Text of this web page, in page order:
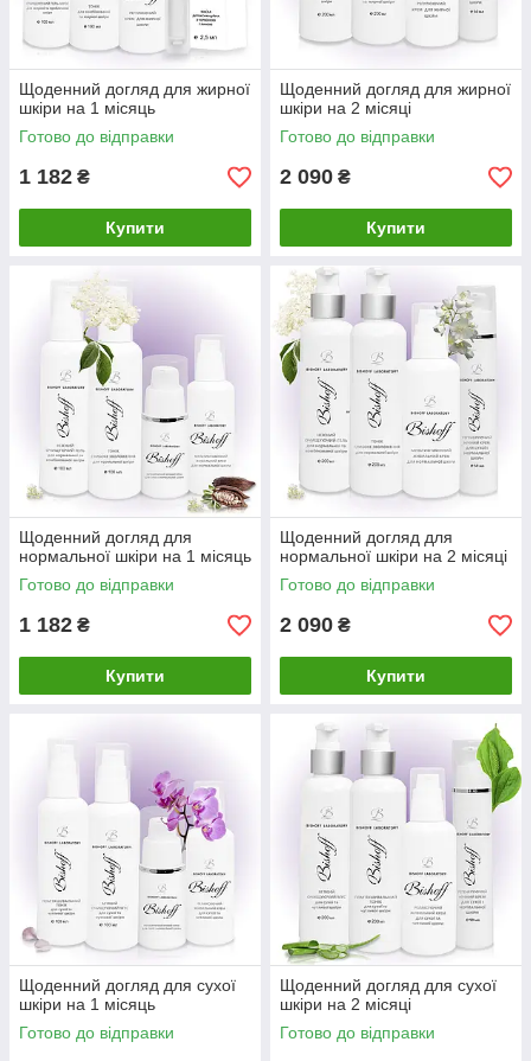
Щоденний догляд для жирної
шкіри на 1 місяць
Готово до відправки
1 182 ₴
Купити
Щоденний догляд для жирної
шкіри на 2 місяці
Готово до відправки
2 090 ₴
Купити
Щоденний догляд для
нормальної шкіри на 1 місяць
Готово до відправки
1 182 ₴
Купити
Щоденний догляд для
нормальної шкіри на 2 місяці
Готово до відправки
2 090 ₴
Купити
Щоденний догляд для сухої
шкіри на 1 місяць
Готово до відправки
Щоденний догляд для сухої
шкіри на 2 місяці
Готово до відправки